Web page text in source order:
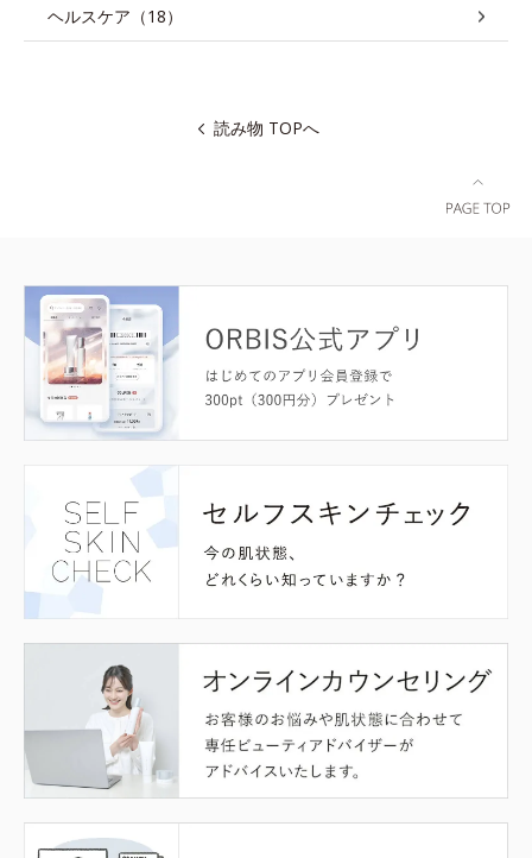
ヘルスケア（18）
読み物 TOPへ